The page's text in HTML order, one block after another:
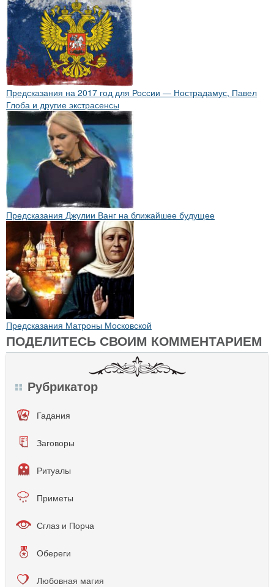
Предсказания на 2017 год для России — Нострадамус, Павел
Глоба и другие экстрасенсы
Предсказания Джулии Ванг на ближайшее будущее
Предсказания Матроны Московской
ПОДЕЛИТЕСЬ СВОИМ КОММЕНТАРИЕМ
Рубрикатор
Гадания
Заговоры
Ритуалы
Приметы
Сглаз и Порча
Обереги
Любовная магия